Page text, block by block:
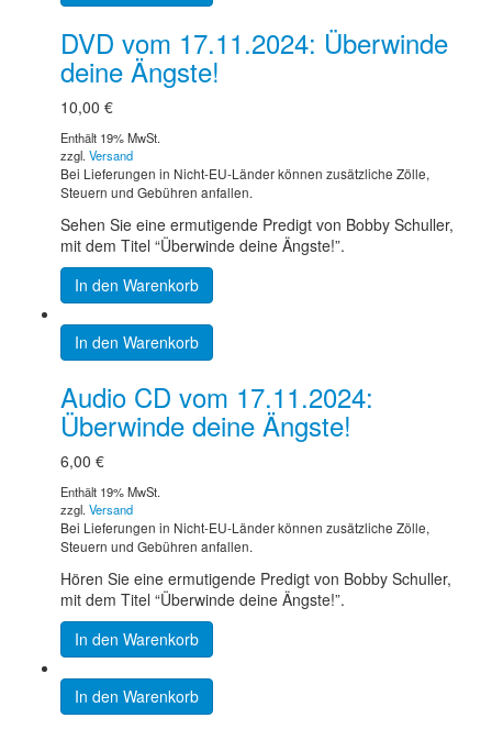
DVD vom 17.11.2024: Überwinde
deine Ängste!
10,00 €
Enthält 19% MwSt.
zzgl. Versand
Bei Lieferungen in Nicht-EU-Länder können zusätzliche Zölle,
Steuern und Gebühren anfallen.
Sehen Sie eine ermutigende Predigt von Bobby Schuller,
mit dem Titel “Überwinde deine Ängste!”.
In den Warenkorb
In den Warenkorb
Audio CD vom 17.11.2024:
Überwinde deine Ängste!
6,00 €
Enthält 19% MwSt.
zzgl. Versand
Bei Lieferungen in Nicht-EU-Länder können zusätzliche Zölle,
Steuern und Gebühren anfallen.
Hören Sie eine ermutigende Predigt von Bobby Schuller,
mit dem Titel “Überwinde deine Ängste!”.
In den Warenkorb
In den Warenkorb